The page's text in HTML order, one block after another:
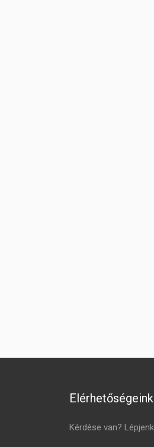
Elérhetőségeink
Kérdése van?